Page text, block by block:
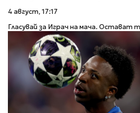
4 август, 17:17
Гласувай за Играч на мача. Остават